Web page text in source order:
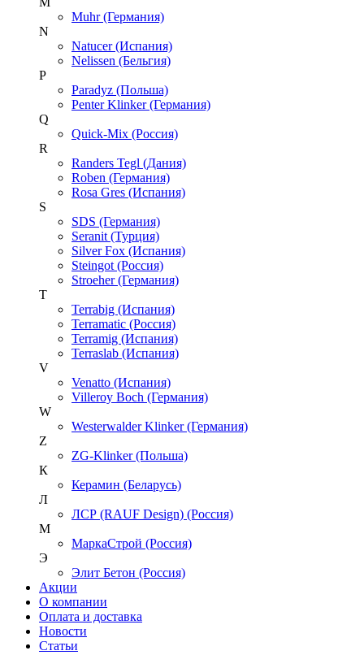
Muhr (Германия)
N
Natucer (Испания)
Nelissen (Бельгия)
P
Paradyz (Польша)
Penter Klinker (Германия)
Q
Quick-Mix (Россия)
R
Randers Tegl (Дания)
Roben (Германия)
Rosa Gres (Испания)
S
SDS (Германия)
Seranit (Турция)
Silver Fox (Испания)
Steingot (Россия)
Stroeher (Германия)
T
Terrabig (Испания)
Terramatic (Россия)
Terramig (Испания)
Terraslab (Испания)
V
Venatto (Испания)
Villeroy Boch (Германия)
W
Westerwalder Klinker (Германия)
Z
ZG-Klinker (Польша)
К
Керамин (Беларусь)
Л
ЛСР (RAUF Design) (Россия)
М
МаркаСтрой (Россия)
Э
Элит Бетон (Россия)
Акции
О компании
Оплата и доставка
Новости
Статьи